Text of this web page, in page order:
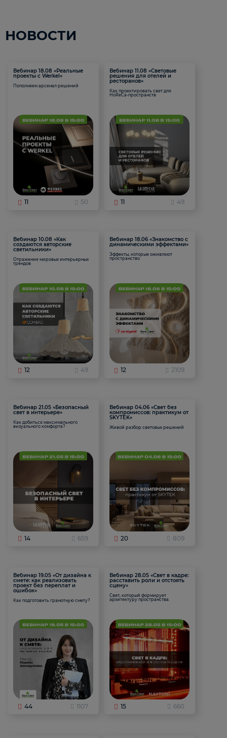
НОВОСТИ
Вебинар 18.08 «Реальные
проекты с Werkel»
Пополняем арсенал решений
11 50
Вебинар 11.08 «Световые
решения для отелей и
ресторанов»
Как проектировать свет для
HoReCa-пространств
11 49
Вебинар 10.08 «Как
создаются авторские
светильники»
Отражение мировых интерьерных
трендов
12 49
Вебинар 18.06 «Знакомство с
динамическими эффектами»
Эффекты, которые оживляют
пространство
12 2109
Вебинар 21.05 «Безопасный
свет в интерьере»
Как добиться максимального
визуального комфорта?
14 659
Вебинар 04.06 «Свет без
компромиссов: практикум от
SKYTEK»
Живой разбор световых решений
20 809
Вебинар 19.05 «От дизайна к
смете: как реализовать
проект без переплат и
ошибок»
Как подготовить грамотную смету?
44 1107
Вебинар 28.05 «Свет в кадре:
расставить роли и отстоять
сцену»
Свет, который формирует
архитектуру пространства.
15 660